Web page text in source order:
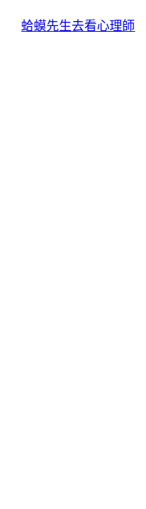
蛤蟆先生去看心理師